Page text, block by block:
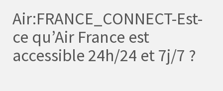
Air:FRANCE_CONNECT-Est-
ce qu’Air France est
accessible 24h/24 et 7j/7 ?